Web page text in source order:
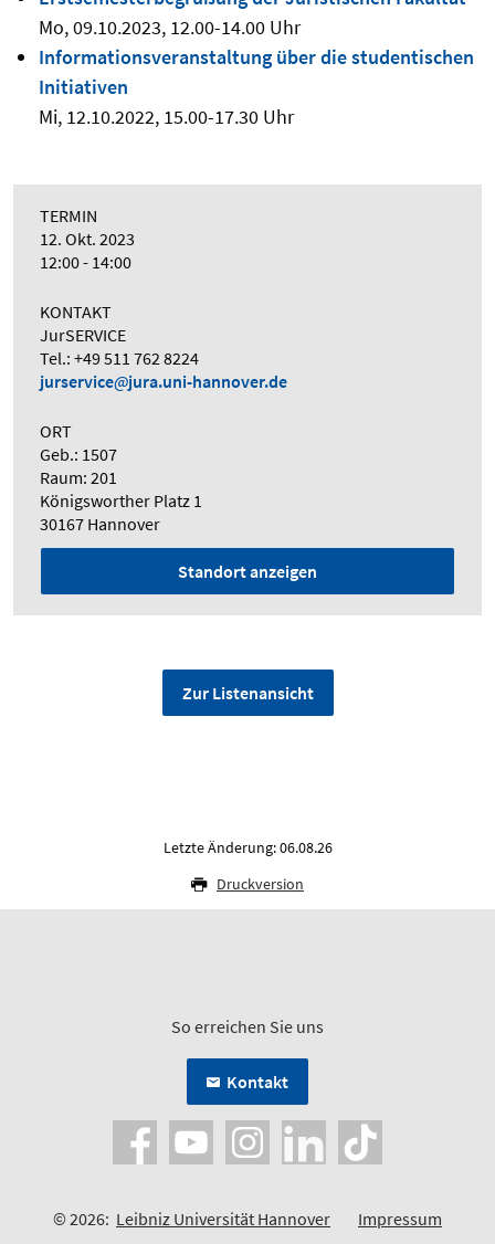
Mo, 09.10.2023, 12.00-14.00 Uhr
Informationsveranstaltung über die studentischen
Initiativen
Mi, 12.10.2022, 15.00-17.30 Uhr
TERMIN
12. Okt. 2023
12:00 - 14:00
KONTAKT
JurSERVICE
Tel.: +49 511 762 8224
jurservice
jura.uni-hannover.de
ORT
Geb.: 1507
Raum: 201
Königsworther Platz 1
30167 Hannover
Standort anzeigen
Zur Listenansicht
Letzte Änderung: 06.08.26
Druckversion
So erreichen Sie uns
Kontakt
© 2026: Leibniz Universität Hannover Impressum